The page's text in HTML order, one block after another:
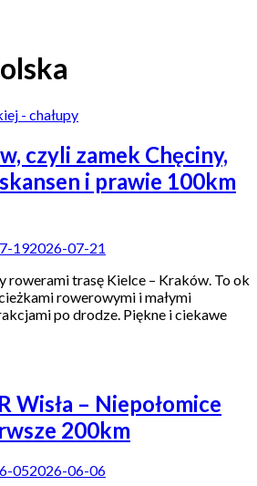
czyli zamek Chęciny,
i prawie 100km
192026-07-21
rowerami trasę Kielce – Kraków. To ok
rowerowymi i małymi
po drodze. Piękne i ciekawe
Wisła – Niepołomice
200km
052026-06-06